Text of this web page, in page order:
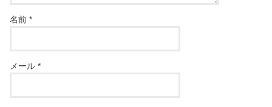
名前*
メール*